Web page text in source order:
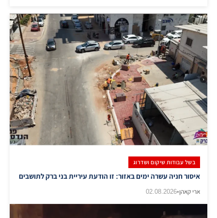
בשל עבודות שיקום ושדרוג
איסור חניה עשרה ימים באזור: זו הודעת עיריית בני ברק לתושבים
ארי קאהן•
02.08.2026